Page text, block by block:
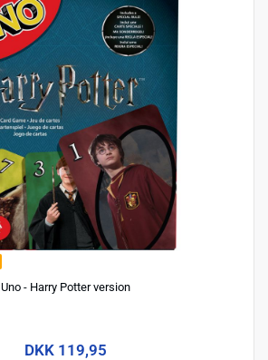
Uno - Harry Potter version
DKK 119,95